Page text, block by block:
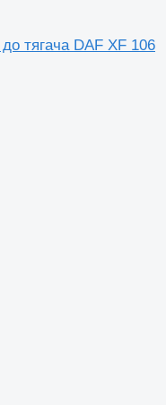
тягача DAF XF 106